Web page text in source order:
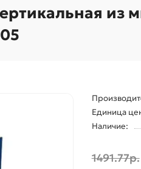
Единица
Наличие:
1491.77р.